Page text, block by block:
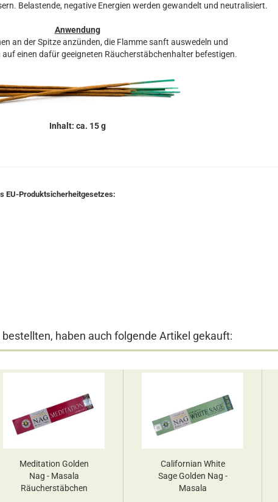
Belastende, negative Energien werden gewandelt und neutralisiert.
Anwendung
an der Spitze anzünden, die Flamme sanft auswedeln und
einen dafür geeigneten Räucherstäbchenhalter befestigen.
Inhalt: ca. 15 g
EU-Produktsicherheitgesetzes:
haben auch folgende Artikel gekauft:
Meditation Golden
Nag - Masala
Räucherstäbchen
Californian White
Sage Golden Nag -
Masala